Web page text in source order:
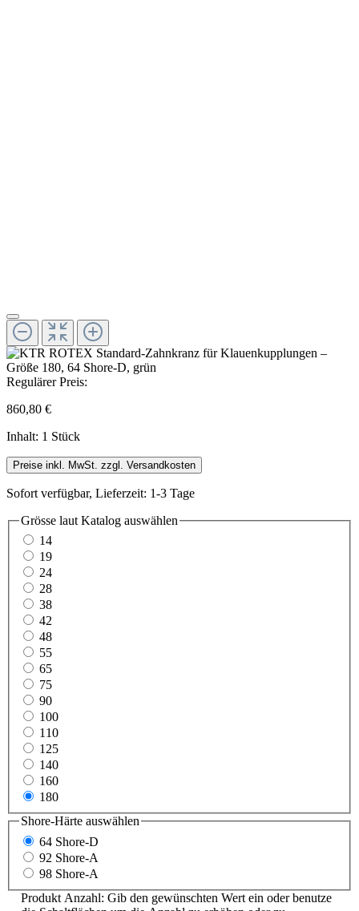
Regulärer Preis:
860,80 €
Inhalt: 1 Stück
Preise inkl. MwSt. zzgl. Versandkosten
Sofort verfügbar, Lieferzeit: 1-3 Tage
Grösse laut Katalog auswählen
14
19
24
28
38
42
48
55
65
75
90
100
110
125
140
160
180
Shore-Härte auswählen
64 Shore-D
92 Shore-A
98 Shore-A
Produkt Anzahl: Gib den gewünschten Wert ein oder benutze